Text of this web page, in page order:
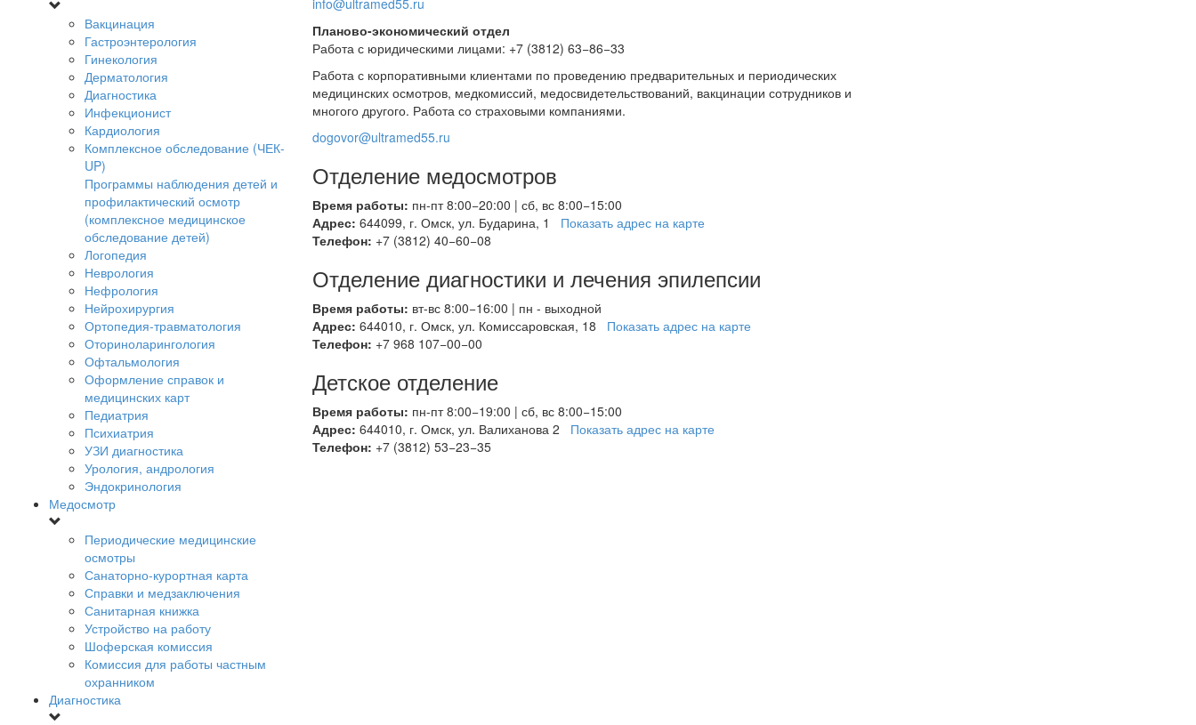
Вакцинация
Гастроэнтерология
Гинекология
Дерматология
Диагностика
Инфекционист
Кардиология
Комплексное обследование (ЧЕК-
UP)
Программы наблюдения детей и
профилактический осмотр
(комплексное медицинское
обследование детей)
Логопедия
Неврология
Нефрология
Нейрохирургия
Ортопедия-травматология
Оториноларингология
Офтальмология
Оформление справок и
медицинских карт
Педиатрия
Психиатрия
УЗИ диагностика
Урология, андрология
Эндокринология
Медосмотр
Периодические медицинские
осмотры
Санаторно-курортная карта
Справки и медзаключения
Санитарная книжка
Устройство на работу
Шоферская комиссия
Комиссия для работы частным
охранником
Диагностика
info@ultramed55.ru
Планово-экономический отдел
Работа с юридическими лицами: +7 (3812) 63−86−33
Работа с корпоративными клиентами по проведению предварительных и периодических
медицинских осмотров, медкомиссий, медосвидетельствований, вакцинации сотрудников и
многого другого. Работа со страховыми компаниями.
dogovor@ultramed55.ru
Отделение медосмотров
Время работы: пн-пт 8:00−20:00 | сб, вс 8:00−15:00
Адрес: 644099, г. Омск, ул. Бударина, 1 Показать адрес на карте
Телефон: +7 (3812) 40−60−08
Отделение диагностики и лечения эпилепсии
Время работы: вт-вс 8:00−16:00 | пн - выходной
Адрес: 644010, г. Омск, ул. Комиссаровская, 18 Показать адрес на карте
Телефон: +7 968 107−00−00
Детское отделение
Время работы: пн-пт 8:00−19:00 | сб, вс 8:00−15:00
Адрес: 644010, г. Омск, ул. Валиханова 2 Показать адрес на карте
Телефон: +7 (3812) 53−23−35